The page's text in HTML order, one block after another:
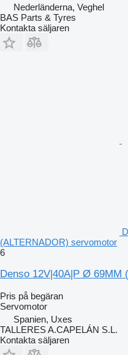
Nederländerna, Veghel
BAS Parts & Tyres
Kontakta säljaren
(ALTERNADOR) servomotor
6
Denso 12V|40A|P Ø 69MM
Pris på begäran
Servomotor
Spanien, Uxes
TALLERES A.CAPELÁN S.L.
Kontakta säljaren